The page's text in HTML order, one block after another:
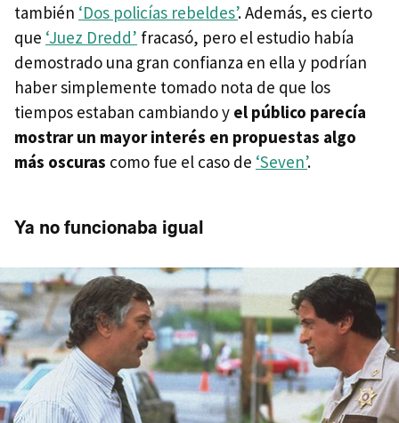
también ‘Dos policías rebeldes’. Además, es cierto
que ‘Juez Dredd’ fracasó, pero el estudio había
demostrado una gran confianza en ella y podrían
haber simplemente tomado nota de que los
tiempos estaban cambiando y el público parecía
mostrar un mayor interés en propuestas algo
más oscuras como fue el caso de ‘Seven’.
Ya no funcionaba igual